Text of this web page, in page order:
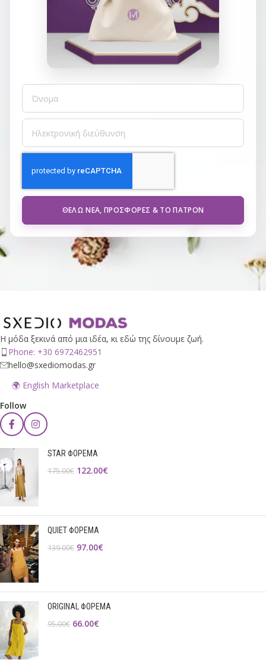
ΘΈΛΩ ΝΈΑ, ΠΡΟΣΦΟΡΈΣ & ΤΟ ΠΑΤΡΌΝ
Η μόδα ξεκινά από μια ιδέα, κι εδώ της δίνουμε ζωή.
Phone: +30 6972462951
hello@sxediomodas.gr
🌍 English Marketplace
Follow
STAR ΦΟΡΕΜΑ
175.00€ 122.00€
QUIET ΦΟΡΕΜΑ
139.00€ 97.00€
ORIGINAL ΦΟΡΕΜΑ
95.00€ 66.00€